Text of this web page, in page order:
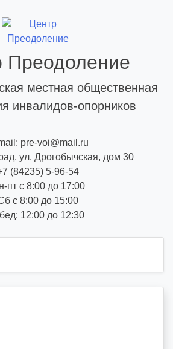
Преодоление
местная общественная
инвалидов-опорников
pre-voi@mail.ru
ул. Дрогобычская, дом 30
(84235) 5-96-54
пт с 8:00 до 17:00
с 8:00 до 15:00
12:00 до 12:30